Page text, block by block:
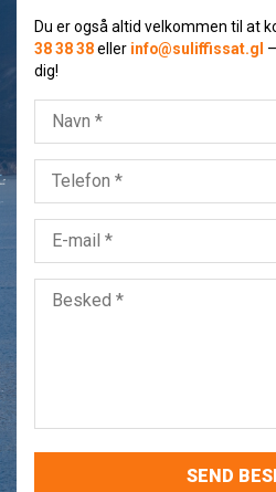
Du er også altid velkommen til at
38 38 38eller info@suliffissat.gl
dig!